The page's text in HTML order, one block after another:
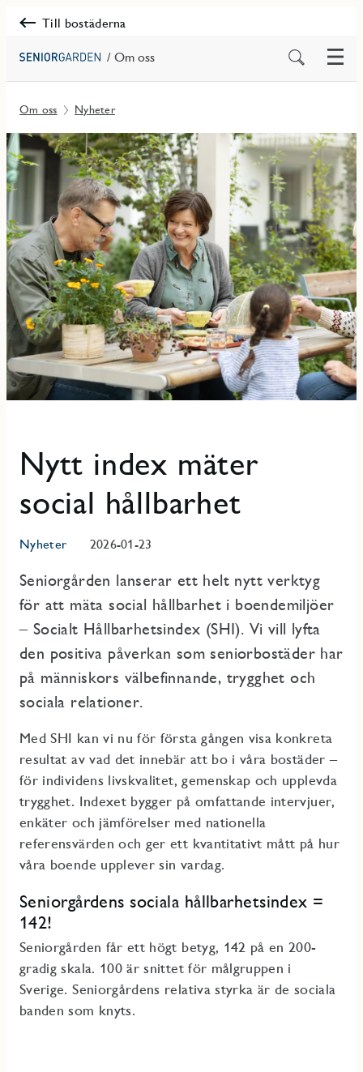
Till bostäderna
/ Om oss
Sök
innehåll
Meny
Om oss Nyheter
Nytt index mäter
social hållbarhet
Nyheter 2026-01-23
Seniorgården lanserar ett helt nytt verktyg
för att mäta social hållbarhet i boendemiljöer
– Socialt Hållbarhetsindex (SHI). Vi vill lyfta
den positiva påverkan som seniorbostäder har
på människors välbefinnande, trygghet och
sociala relationer.
Med SHI kan vi nu för första gången visa konkreta
resultat av vad det innebär att bo i våra bostäder –
för individens livskvalitet, gemenskap och upplevda
trygghet. Indexet bygger på omfattande intervjuer,
enkäter och jämförelser med nationella
referensvärden och ger ett kvantitativt mått på hur
våra boende upplever sin vardag.
Seniorgårdens sociala hållbarhetsindex =
142!
Seniorgården får ett högt betyg, 142 på en 200-
gradig skala. 100 är snittet för målgruppen i
Sverige. Seniorgårdens relativa styrka är de sociala
banden som knyts.